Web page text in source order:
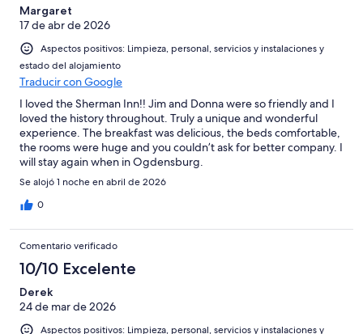
Margaret
17 de abr de 2026
Aspectos positivos: Limpieza, personal, servicios y instalaciones y
estado del alojamiento
Traducir con Google
I loved the Sherman Inn!! Jim and Donna were so friendly and I
loved the history throughout. Truly a unique and wonderful
experience. The breakfast was delicious, the beds comfortable,
the rooms were huge and you couldn’t ask for better company. I
will stay again when in Ogdensburg.
Se alojó 1 noche en abril de 2026
0
Comentario verificado
10/10 Excelente
Derek
24 de mar de 2026
Aspectos positivos: Limpieza, personal, servicios y instalaciones y